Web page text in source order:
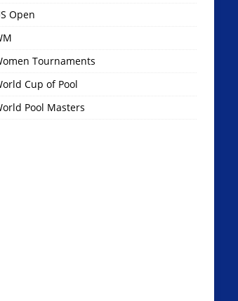
Open
Tournaments
Cup of Pool
Pool Masters